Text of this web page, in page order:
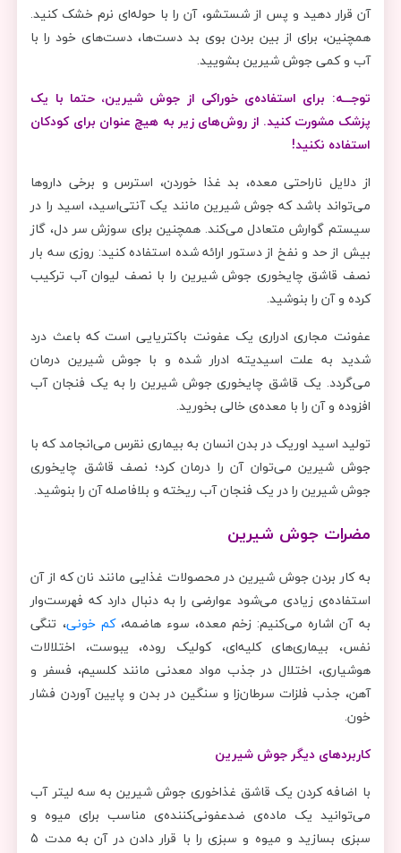
آن قرار دهید و پس از شستشو، آن را با حوله‌ای نرم خشک کنید.
همچنین، برای از بین بردن بوی بد دست‌ها، دست‌های خود را با
آب و کمی جوش شیرین بشویید.
توجـــه: برای استفاده‌ی خوراکی از جوش شیرین، حتما با یک
پزشک مشورت کنید. از روش‌های زیر به هیچ عنوان برای کودکان
استفاده نکنید!
از دلایل ناراحتی معده، بد غذا خوردن، استرس و برخی داروها
می‌تواند باشد که جوش شیرین مانند یک آنتی‌اسید، اسید را در
سیستم گوارش متعادل می‌کند. همچنین برای سوزش سر دل، گاز
بیش از حد و نفخ از دستور ارائه شده استفاده کنید: روزی سه بار
نصف قاشق چایخوری جوش شیرین را با نصف لیوان آب ترکیب
کرده و آن را بنوشید.
عفونت مجاری ادراری یک عفونت باکتریایی است که باعث درد
شدید به علت اسیدیته ادرار شده و با جوش شیرین درمان
می‌گردد. یک قاشق چایخوری جوش شیرین را به یک فنجان آب
افزوده و آن را با معده‌ی خالی بخورید.
تولید اسید اوریک در بدن انسان به بیماری نقرس می‌انجامد که با
جوش شیرین می‌توان آن را درمان کرد؛ نصف قاشق چایخوری
جوش شیرین را در یک فنجان آب ریخته و بلافاصله آن را بنوشید.
مضرات جوش شیرین
به کار بردن جوش شیرین در محصولات غذایی مانند نان که از آن
استفاده‌ی زیادی می‌شود عوارضی را به دنبال دارد که فهرست‌وار
به آن اشاره می‌کنیم: زخم معده، سوء هاضمه،کم خونی، تنگی
نفس، بیماری‌های کلیه‌ای، کولیک روده، یبوست، اختلالات
هوشیاری، اختلال در جذب مواد معدنی مانند کلسیم، فسفر و
آهن، جذب فلزات سرطان‌زا و سنگین در بدن و پایین آوردن فشار
خون.
کاربردهای دیگر جوش شیرین
با اضافه کردن یک قاشق غذاخوری جوش شیرین به سه لیتر آب
می‌توانید یک ماده‌ی ضدعفونی‌کننده‌ی مناسب برای میوه و
سبزی بسازید و میوه و سبزی را با قرار دادن در آن به مدت 5